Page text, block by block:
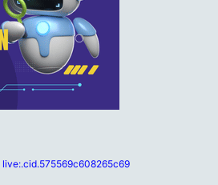
live:.cid.575569c608265c69